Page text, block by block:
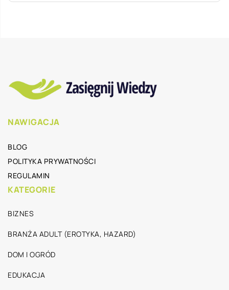
NAWIGACJA
BLOG
POLITYKA PRYWATNOŚCI
REGULAMIN
KATEGORIE
BIZNES
BRANŻA ADULT (EROTYKA, HAZARD)
DOM I OGRÓD
EDUKACJA